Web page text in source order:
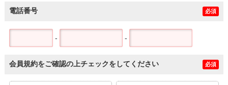
電話番号 必須
- -
会員規約をご確認の上チェックをしてください 必須